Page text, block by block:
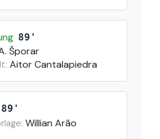
89'
Šporar
Aitor Cantalapiedra
89'
Willian Arão